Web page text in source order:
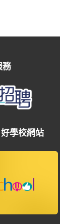
務
學校網站